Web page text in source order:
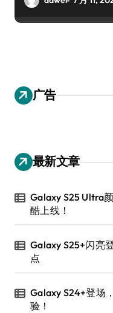
广告
最新文章
Galaxy S25 Ultra
酷上线！
Galaxy S25+闪亮
点
Galaxy S24+登场
验！